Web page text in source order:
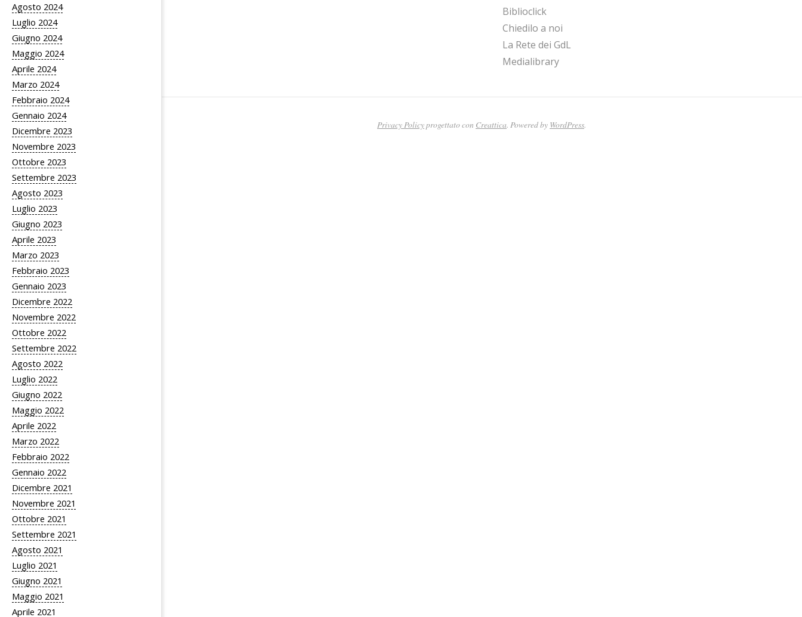
Agosto 2024
Luglio 2024
Giugno 2024
Maggio 2024
Aprile 2024
Marzo 2024
Febbraio 2024
Gennaio 2024
Dicembre 2023
Novembre 2023
Ottobre 2023
Settembre 2023
Agosto 2023
Luglio 2023
Giugno 2023
Aprile 2023
Marzo 2023
Febbraio 2023
Gennaio 2023
Dicembre 2022
Novembre 2022
Ottobre 2022
Settembre 2022
Agosto 2022
Luglio 2022
Giugno 2022
Maggio 2022
Aprile 2022
Marzo 2022
Febbraio 2022
Gennaio 2022
Dicembre 2021
Novembre 2021
Ottobre 2021
Settembre 2021
Agosto 2021
Luglio 2021
Giugno 2021
Maggio 2021
Aprile 2021
Biblioclick
Chiedilo a noi
La Rete dei GdL
Medialibrary
Privacy Policyprogettato con Creattica. Powered by WordPress.